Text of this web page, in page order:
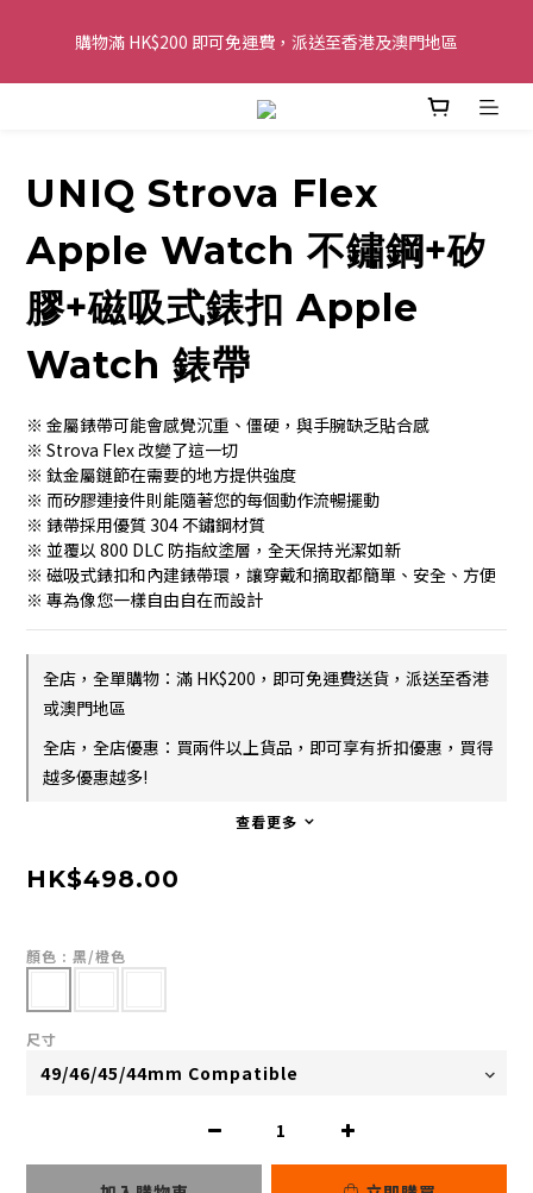
購物滿 HK$200 即可免運費，派送至香港及澳門地區
購物滿 HK$200 即可免運費，派送至香港及澳門地區
全單金額：每滿 HK$250，以轉數快或八達通方式付款，額外再減
歡迎 WhatsApp 6123 6918 查詢或電郵到
購物滿 HK$200 即可免運費，派送至香港及澳門地區
UNIQ Strova Flex
Apple Watch 不鏽鋼+矽
膠+磁吸式錶扣 Apple
Watch 錶帶
※ 金屬錶帶可能會感覺沉重、僵硬，與手腕缺乏貼合感
※ Strova Flex 改變了這一切
※ 鈦金屬鏈節在需要的地方提供強度
※ 而矽膠連接件則能隨著您的每個動作流暢擺動
※ 錶帶採用優質 304 不鏽鋼材質
※ 並覆以 800 DLC 防指紋塗層，全天保持光潔如新
※ 磁吸式錶扣和內建錶帶環，讓穿戴和摘取都簡單、安全、方便
※ 專為像您一樣自由自在而設計
全店，全單購物：滿 HK$200，即可免運費送貨，派送至香港
或澳門地區
全店，全店優惠：買兩件以上貨品，即可享有折扣優惠，買得
越多優惠越多!
查看更多
HK$498.00
顏色 : 黑/橙色
尺寸